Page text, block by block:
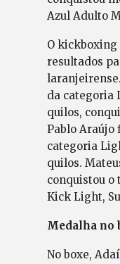
Azul Adulto
O kickboxing
resultados
da categoria
quilos,
Pablo Araújo
categoria
quilos.
conquistou o
Kick Light,
Medalha no
No boxe,